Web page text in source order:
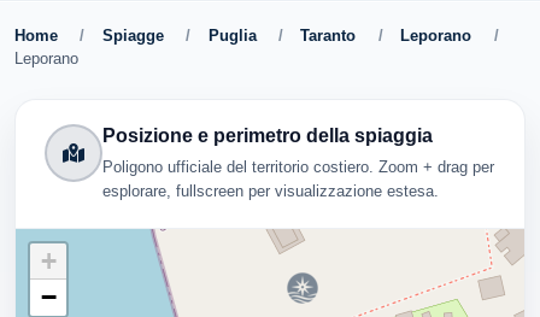
Home / Spiagge / Puglia / Taranto / Leporano
/
Leporano
Posizione e perimetro della spiaggia
Poligono ufficiale del territorio costiero. Zoom + drag per
esplorare, fullscreen per visualizzazione estesa.
+
−